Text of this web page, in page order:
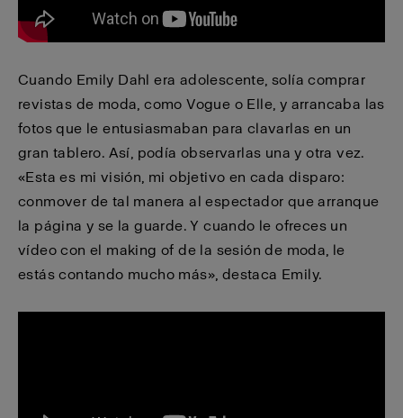
Cuando Emily Dahl era adolescente, solía comprar
revistas de moda, como Vogue o Elle, y arrancaba las
fotos que le entusiasmaban para clavarlas en un
gran tablero. Así, podía observarlas una y otra vez.
«Esta es mi visión, mi objetivo en cada disparo:
conmover de tal manera al espectador que arranque
la página y se la guarde. Y cuando le ofreces un
vídeo con el making of de la sesión de moda, le
estás contando mucho más», destaca Emily.